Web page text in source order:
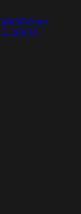
Nächster
KW18